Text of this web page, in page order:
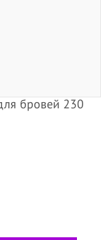
бровей 230